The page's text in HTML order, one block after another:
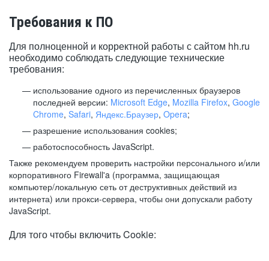
Требования к ПО
Для полноценной и корректной работы с сайтом hh.ru
необходимо соблюдать следующие технические
требования:
использование одного из перечисленных браузеров
последней версии: Microsoft Edge, Mozilla Firefox, Google
Chrome, Safari, Яндекс.Браузер, Opera;
разрешение использования cookies;
работоспособность JavaScript.
Также рекомендуем проверить настройки персонального и/или
корпоративного Firewall'a (программа, защищающая
компьютер/локальную сеть от деструктивных действий из
интернета) или прокси-сервера, чтобы они допускали работу
JavaScript.
Для того чтобы включить Cookie: